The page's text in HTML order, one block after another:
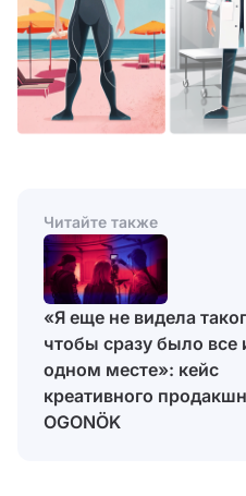
Читайте также
«Я еще не видела
чтобы сразу было все
одном месте»: кейс
креативного
OGONÖK